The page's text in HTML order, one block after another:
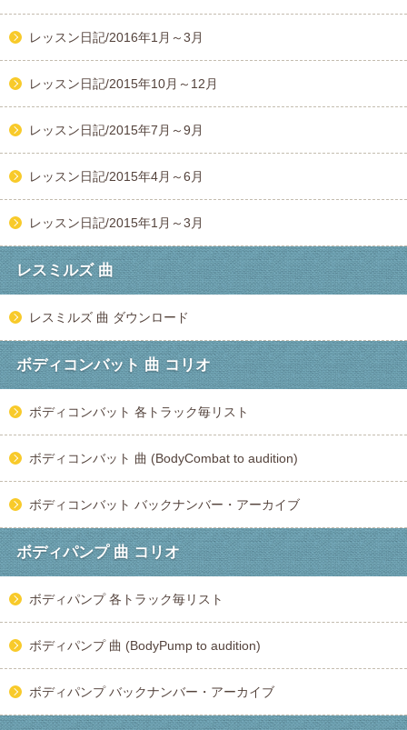
レッスン日記/2016年1月～3月
レッスン日記/2015年10月～12月
レッスン日記/2015年7月～9月
レッスン日記/2015年4月～6月
レッスン日記/2015年1月～3月
レスミルズ 曲
レスミルズ 曲 ダウンロード
ボディコンバット 曲 コリオ
ボディコンバット 各トラック毎リスト
ボディコンバット 曲 (BodyCombat to audition)
ボディコンバット バックナンバー・アーカイブ
ボディパンプ 曲 コリオ
ボディパンプ 各トラック毎リスト
ボディパンプ 曲 (BodyPump to audition)
ボディパンプ バックナンバー・アーカイブ